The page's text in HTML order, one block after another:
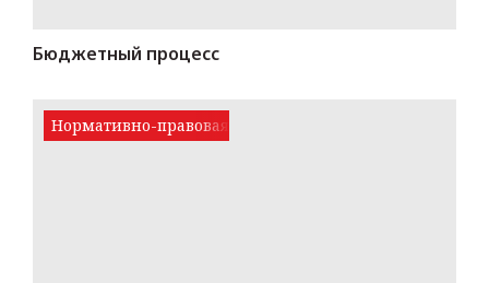
Бюджетный процесс
Нормативно-правовая база